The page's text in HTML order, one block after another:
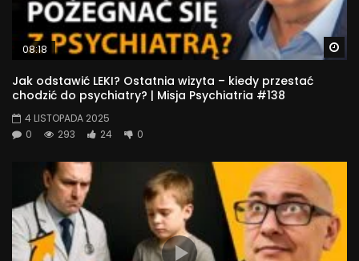
08:18
Jak odstawić LEKI? Ostatnia wizyta – kiedy przestać
chodzić do psychiatry? | Misja Psychiatria #138
4 LISTOPADA 2025
0
293 24 0